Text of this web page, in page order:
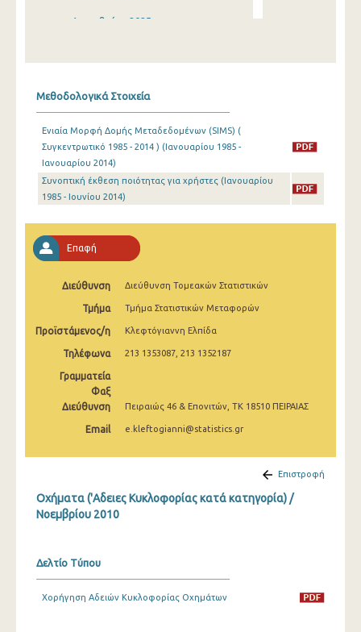
Δεκεμβρίου 2025
Αυγούστου 2025
Ιουλίου 2025
Ιουνίου 2025
Μαΐου 2025
Απριλίου 2025
Μαρτίου 2025
Φεβρουαρίου 2025
Ιανουαρίου 2025
Δεκεμβρίου 2024
Νοεμβρίου 2024
Οκτωβρίου 2024
Σεπτεμβρίου 2024
Ιουλίου 2024
Απριλίου 2024
Μεθοδολογικά Στοιχεία
Ενιαία Μορφή Δομής Μεταδεδομένων (SIMS) (
Συγκεντρωτικό 1985 - 2014 ) (Ιανουαρίου 1985 -
Ιανουαρίου 2014)
Συνοπτική έκθεση ποιότητας για χρήστες (Ιανουαρίου
1985 - Ιουνίου 2014)
Επαφή
Διεύθυνση Διεύθυνση Τομεακών Στατιστικών
Τμήμα Τμήμα Στατιστικών Μεταφορών
Προϊστάμενος/η Κλεφτόγιαννη Ελπίδα
Τηλέφωνα 213 1353087, 213 1352187
Γραμματεία
Φαξ
Διεύθυνση
Πειραιώς 46 & Επονιτών, ΤΚ 18510 ΠΕΙΡΑΙΑΣ
Email e.kleftogianni@statistics.gr
Επιστροφή
Οχήματα ('Αδειες Κυκλοφορίας κατά κατηγορία) /
Νοεμβρίου 2010
Δελτίο Τύπου
Χορήγηση Αδειών Κυκλοφορίας Οχημάτων